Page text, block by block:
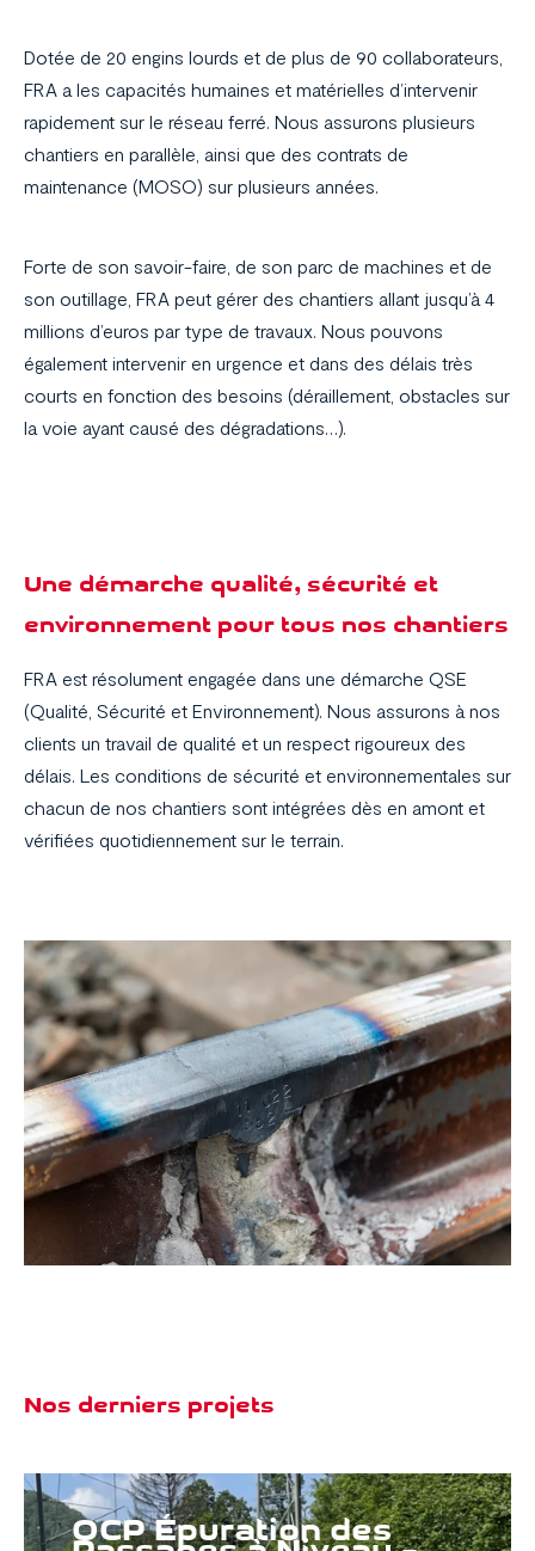
Dotée de 20 engins lourds et de plus de 90 collaborateurs,
FRA a les capacités humaines et matérielles d’intervenir
rapidement sur le réseau ferré. Nous assurons plusieurs
chantiers en parallèle, ainsi que des contrats de
maintenance (MOSO) sur plusieurs années.
Forte de son savoir-faire, de son parc de machines et de
son outillage, FRA peut gérer des chantiers allant jusqu’à 4
millions d’euros par type de travaux. Nous pouvons
également intervenir en urgence et dans des délais très
courts en fonction des besoins (déraillement, obstacles sur
la voie ayant causé des dégradations…).
Une démarche qualité, sécurité et
environnement pour tous nos chantiers
FRA est résolument engagée dans une démarche QSE
(Qualité, Sécurité et Environnement). Nous assurons à nos
clients un travail de qualité et un respect rigoureux des
délais. Les conditions de sécurité et environnementales sur
chacun de nos chantiers sont intégrées dès en amont et
vérifiées quotidiennement sur le terrain.
Nos derniers projets
OCP Épuration des
Réalisations
La société
Carrière
Contact